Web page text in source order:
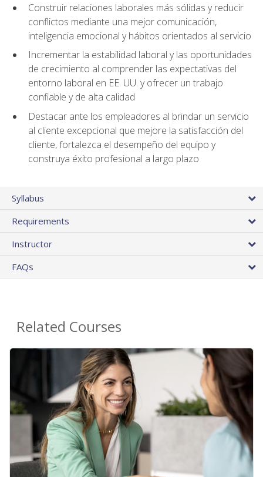
Construir relaciones laborales más sólidas y reducir
conflictos mediante una mejor comunicación,
inteligencia emocional y hábitos orientados al servicio
Incrementar la estabilidad laboral y las oportunidades
de crecimiento al comprender las expectativas del
entorno laboral en EE. UU. y ofrecer un trabajo
confiable y de alta calidad
Destacar ante los empleadores al brindar un servicio
al cliente excepcional que mejore la satisfacción del
cliente, fortalezca el desempeño del equipo y
construya éxito profesional a largo plazo
Syllabus
Requirements
Instructor
FAQs
Related Courses